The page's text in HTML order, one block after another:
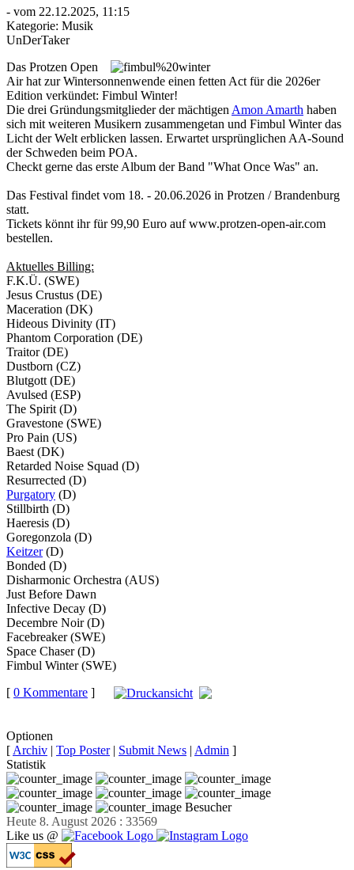
- vom 22.12.2025, 11:15
Kategorie: Musik
UnDerTaker
Das Protzen Open
Air hat zur Wintersonnenwende einen fetten Act für die 2026er
Edition verkündet: Fimbul Winter!
Die drei Gründungsmitglieder der mächtigen Amon Amarth haben
sich mit weiteren Musikern zusammengetan und Fimbul Winter das
Licht der Welt erblicken lassen. Erwartet ursprünglichen AA-Sound
der Schweden beim POA.
Checkt gerne das erste Album der Band "What Once Was" an.
Das Festival findet vom 18. - 20.06.2026 in Protzen / Brandenburg
statt.
Tickets könnt ihr für 99,90 Euro auf www.protzen-open-air.com
bestellen.
Aktuelles Billing:
F.K.Ü. (SWE)
Jesus Crustus (DE)
Maceration (DK)
Hideous Divinity (IT)
Phantom Corporation (DE)
Traitor (DE)
Dustborn (CZ)
Blutgott (DE)
Avulsed (ESP)
The Spirit (D)
Gravestone (SWE)
Pro Pain (US)
Baest (DK)
Retarded Noise Squad (D)
Resurrected (D)
Purgatory (D)
Stillbirth (D)
Haeresis (D)
Goregonzola (D)
Keitzer(D)
Bonded (D)
Disharmonic Orchestra (AUS)
Just Before Dawn
Infective Decay (D)
Decembre Noir (D)
Facebreaker (SWE)
Space Chaser (D)
Fimbul Winter (SWE)
[ 0 Kommentare ]
Optionen
[ Archiv | Top Poster| Submit News | Admin ]
Statistik
Besucher
Heute 8. August 2026 : 33569
Like us @